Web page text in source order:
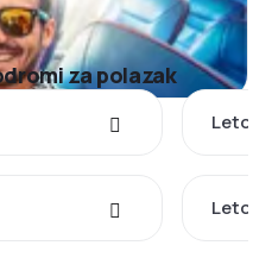
za polazak
Letovi
Letovi